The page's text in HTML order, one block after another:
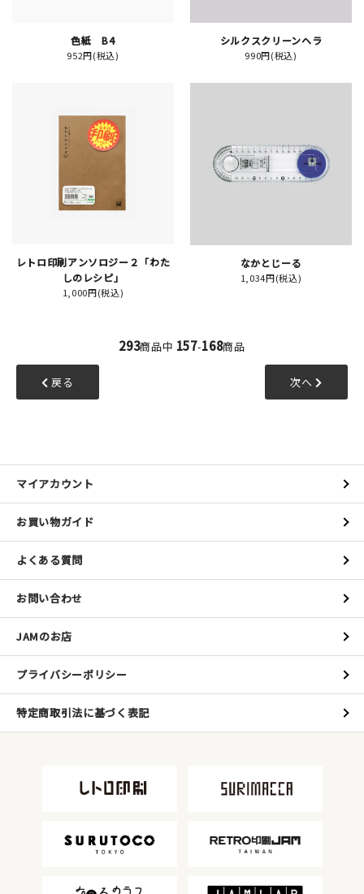
よくある質問
色紙 B4
952円(税込)
シルクスクリーンヘラ
990円(税込)
レトロ印刷アンソロジー２「わた
しのレシピ」
1,000円(税込)
なかとじーる
1,034円(税込)
293商品中 157-168商品
戻る 次へ
マイアカウント
お買い物ガイド
よくある質問
お問い合わせ
JAMのお店
プライバシーポリシー
特定商取引法に基づく表記